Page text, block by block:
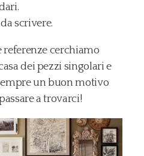
scrivere.
referenze cerchiamo
dei pezzi singolari e
un buon motivo
a trovarci!